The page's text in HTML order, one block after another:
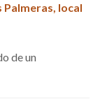
Palmeras, local
de un